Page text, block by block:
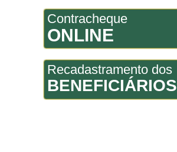
Contracheque
ONLINE
Recadastramento dos
BENEFICIÁRIOS